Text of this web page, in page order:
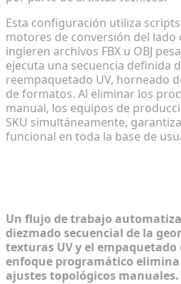
Esta configuración utiliza
motores de conversión del lado
ingieren archivos FBX u OBJ
ejecuta una secuencia definida
reempaquetado UV, horneado
de formatos. Al eliminar los
manual, los equipos de
SKU simultáneamente,
funcional en toda la base de
Un flujo de trabajo
diezmado secuencial de la
texturas UV y el
enfoque programático elimina
ajustes topológicos manuales.